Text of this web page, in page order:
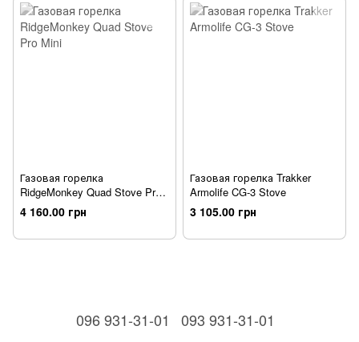
Газовая горелка
RidgeMonkey Quad Stove Pro
Mini
4 160.00 грн
Газовая горелка Trakker
Armolife CG-3 Stove
3 105.00 грн
096 931-31-01 093 931-31-01